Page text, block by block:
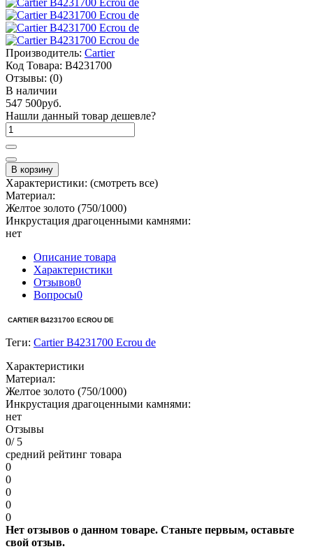
Производитель: Cartier
Код Товара: B4231700
Отзывы: (0)
В наличии
547 500руб.
Нашли данный товар дешевле?
В корзину
Характеристики: (смотреть все)
Материал:
Желтое золото (750/1000)
Инкрустация драгоценными камнями:
нет
Описание товара
Характеристики
Отзывов0
Вопросы0
CARTIER B4231700 ECROU DE
Теги: Cartier B4231700 Ecrou de
Характеристики
Материал:
Желтое золото (750/1000)
Инкрустация драгоценными камнями:
нет
Отзывы
0/ 5
средний рейтинг товара
0
0
0
0
0
Нет отзывов о данном товаре. Станьте первым, оставьте
свой отзыв.